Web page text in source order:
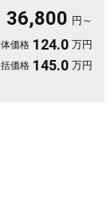
動が特別に変わり
。《1年保証付》
36,800 円～
価格 124.0 万円
価格 145.0 万円